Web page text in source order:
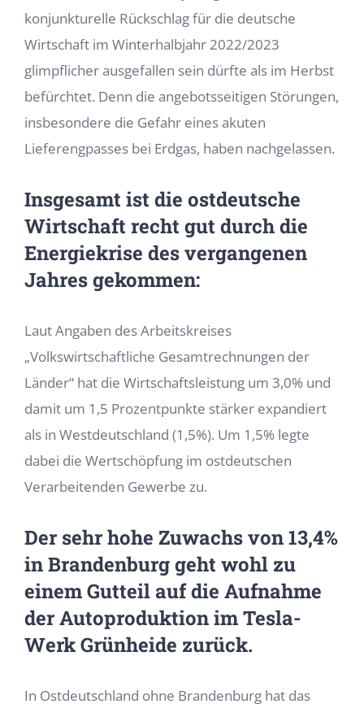
konjunkturelle Rückschlag für die deutsche
Wirtschaft im Winterhalbjahr 2022/2023
glimpflicher ausgefallen sein dürfte als im Herbst
befürchtet. Denn die an­gebotsseitigen Störungen,
insbesondere die Gefahr eines akuten
Lieferengpasses bei Erdgas, haben nachgelassen.
Insgesamt ist die ostdeutsche
Wirtschaft recht gut durch die
Energiekrise des vergangenen
Jahres gekommen:
Laut Angaben des Arbeitskreises
„Volkswirtschaftliche Gesamtrechnungen der
Länder“ hat die Wirtschaftsleistung um 3,0% und
damit um 1,5 Prozentpunkte stärker expandiert
als in Westdeutschland (1,5%). Um 1,5% legte
dabei die Wertschöpfung im ostdeutschen
Verarbeitenden Gewerbe zu.
Der sehr hohe Zuwachs von 13,4%
in Brandenburg geht wohl zu
einem Gutteil auf die Aufnahme
der Autoproduktion im Tesla-
Werk Grünheide zurück.
In Ostdeutschland ohne Brandenburg hat das